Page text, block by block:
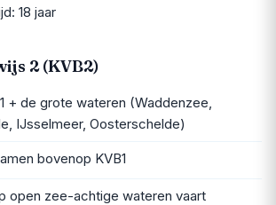
18 jaar
2 (KVB2)
+ de grote wateren (Waddenzee,
IJsselmeer, Oosterschelde)
bovenop KVB1
open zee-achtige wateren vaart